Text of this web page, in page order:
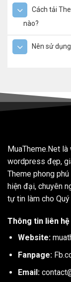
Cách tải
nào?
Nên sử
MuaTheme.Net
wordpress đẹp,
Theme phong
hiện đại, chuyên
tự tin làm cho Quý
Thông tin liên hệ
Website:
Fanpage:
Email: